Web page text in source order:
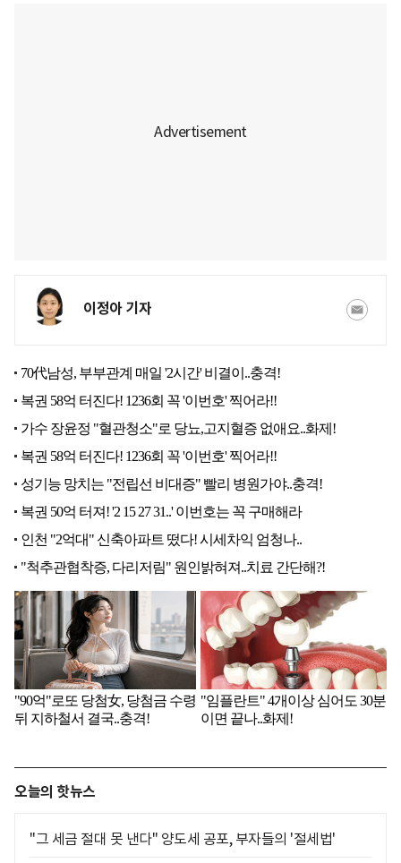
이정아 기자
오늘의 핫뉴스
"그 세금 절대 못 낸다" 양도세 공포, 부자들의 '절세법'